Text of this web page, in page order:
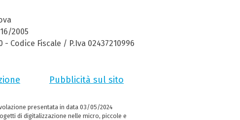
2005
Codice Fiscale / P.Iva 02437210996
Pubblicità sul sito
presentata in data 03/05/2024
di digitalizzazione nelle micro, piccole e